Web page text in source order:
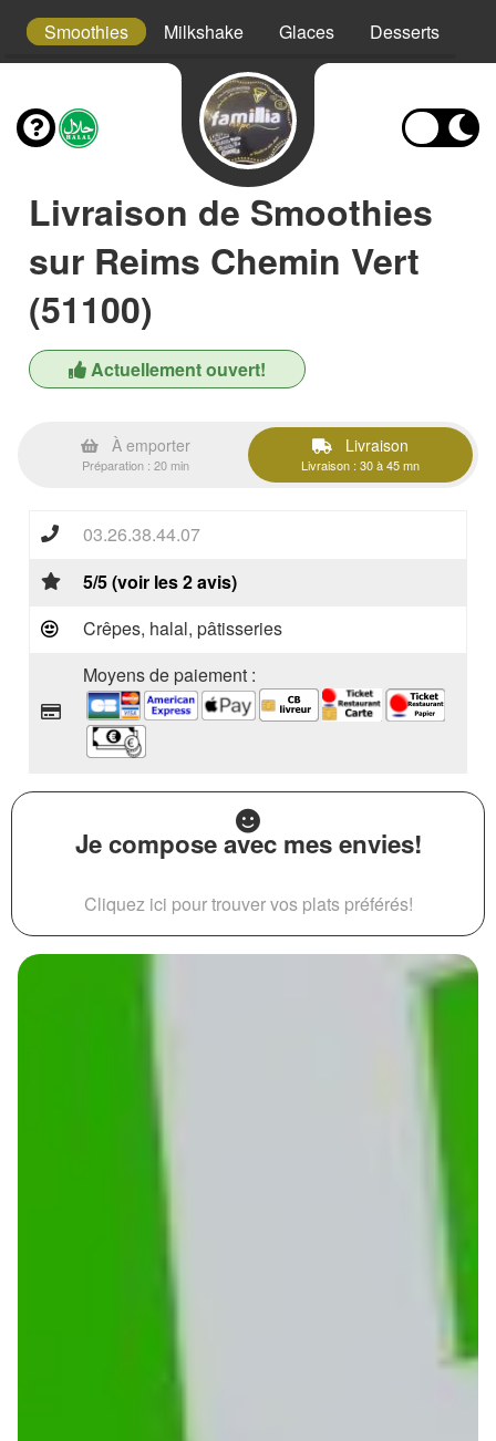
Smoothies Milkshake Glaces Desserts
Livraison de Smoothies
sur Reims Chemin Vert
(51100)
Actuellement ouvert!
À emporter
Préparation : 20 min
Livraison
Livraison : 30 à 45 mn
03.26.38.44.07
5/5 (voir les 2 avis)
Crêpes, halal, pâtisseries
Moyens de paiement :
Je compose avec mes envies!
Cliquez ici pour trouver vos plats préférés!